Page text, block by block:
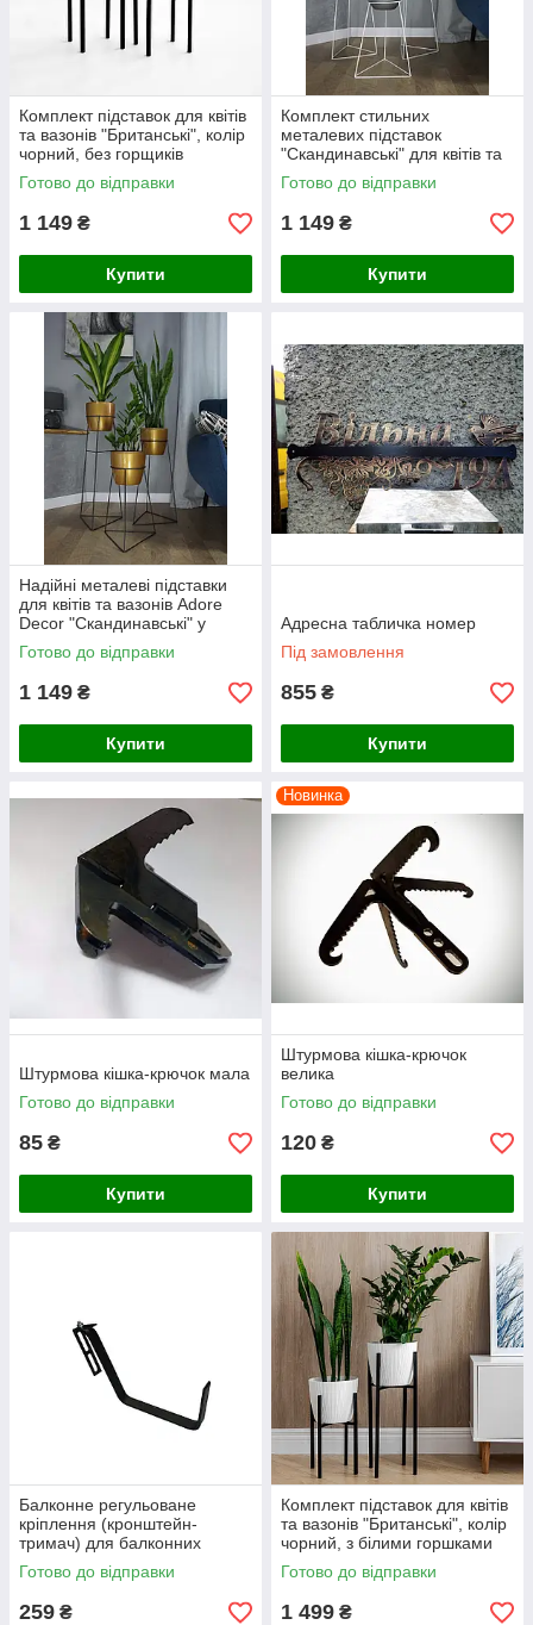
Комплект підставок для квітів
та вазонів "Британські", колір
чорний, без горщиків
Готово до відправки
1 149 ₴
Купити
Комплект стильних
металевих підставок
"Скандинавські" для квітів та
вазонів Adore Decor у білому
кольорі
Готово до відправки
1 149 ₴
Купити
Надійні металеві підставки
для квітів та вазонів Adore
Decor "Скандинавські" у
чорному кольорі
Готово до відправки
1 149 ₴
Купити
Адресна табличка номер
Під замовлення
855 ₴
Купити
Штурмова кішка-крючок мала
Готово до відправки
85 ₴
Купити
Новинка
Штурмова кішка-крючок
велика
Готово до відправки
120 ₴
Купити
Балконне регульоване
кріплення (кронштейн-
тримач) для балконних
горщиків-кашпо Adore Decor
18х16х2 см
Готово до відправки
259 ₴
Комплект підставок для квітів
та вазонів "Британські", колір
чорний, з білими горшками
Готово до відправки
1 499 ₴